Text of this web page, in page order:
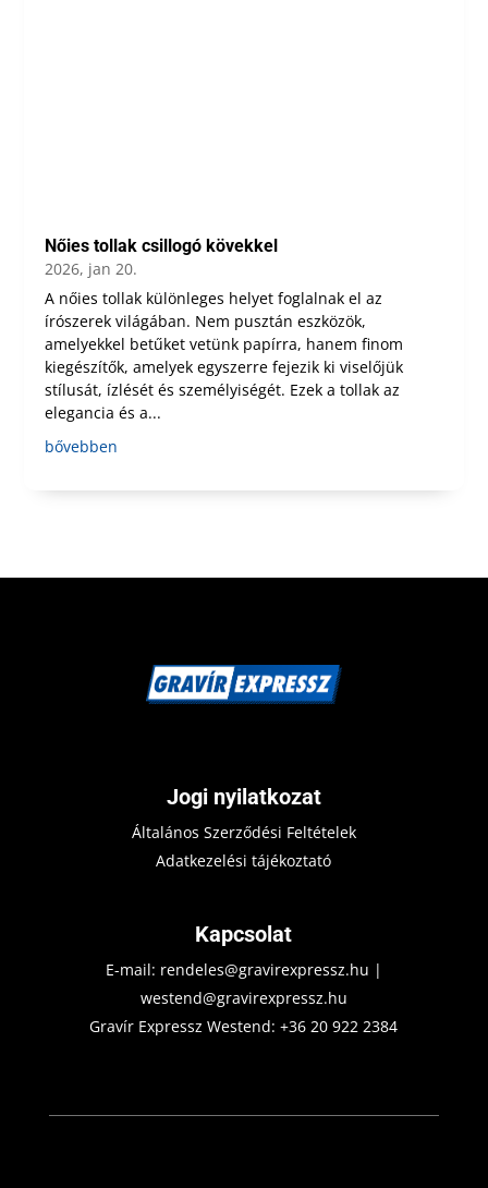
Nőies tollak csillogó kövekkel
2026, jan 20.
A nőies tollak különleges helyet foglalnak el az
írószerek világában. Nem pusztán eszközök,
amelyekkel betűket vetünk papírra, hanem finom
kiegészítők, amelyek egyszerre fejezik ki viselőjük
stílusát, ízlését és személyiségét. Ezek a tollak az
elegancia és a...
bővebben
Jogi nyilatkozat
Általános Szerződési Feltételek
Adatkezelési tájékoztató
Kapcsolat
E-mail: rendeles@gravirexpressz.hu |
westend@gravirexpressz.hu
Gravír Expressz Westend:+36 20 922 2384